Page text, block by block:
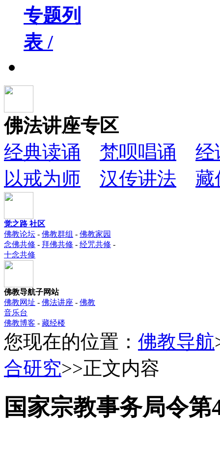
专题列
表 /
佛法讲座专区
经典读诵
梵呗唱诵
经
以戒为师
汉传讲法 藏
觉之路 社区
佛教论坛 - 佛教群组 - 佛教家园
念佛共修 - 拜佛共修 - 经咒共修 -
十念共修
佛教导航子网站
佛教网址 - 佛法讲座 - 佛教
音乐台
佛教博客 - 藏经楼
您现在的位置： 佛教导航
合研究>>正文内容
国家宗教事务局令第